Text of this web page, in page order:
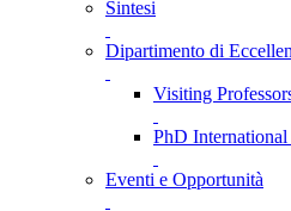
Sintesi
Dipartimento di
Visiting
PhD
Eventi e Opportunità